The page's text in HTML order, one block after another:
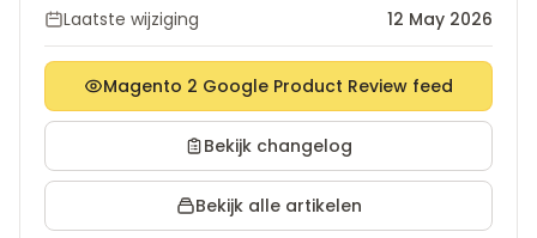
Laatste wijziging
12 May 2026
Magento 2 Google Product Review feed
Bekijk changelog
Bekijk alle artikelen